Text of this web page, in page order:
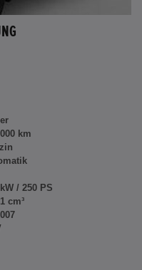
km
/ 250 PS
cm³